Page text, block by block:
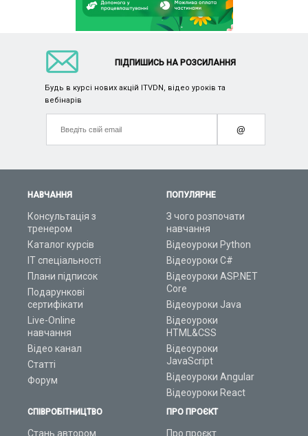
НАВЧАННЯ
Консультація з
тренером
Каталог курсів
ІТ спеціальності
Плани підписок
Подарункові
сертифікати
Live-Online
навчання
Відео канал
Статті
Форум
ПОПУЛЯРНЕ
З чого розпочати
навчання
Відеоуроки Python
Відеоуроки C#
Відеоуроки ASP.NET
Core
Відеоуроки Java
Відеоуроки
HTML&CSS
Відеоуроки
JavaScript
Відеоуроки Angular
Відеоуроки React
СПІВРОБІТНИЦТВО
Стань автором
ПРО ПРОЄКТ
Про проєкт
ПІДПИШИСЬ НА РОЗСИЛАННЯ
Будь в курсі нових акцій ITVDN, відео уроків та
вебінарів
@